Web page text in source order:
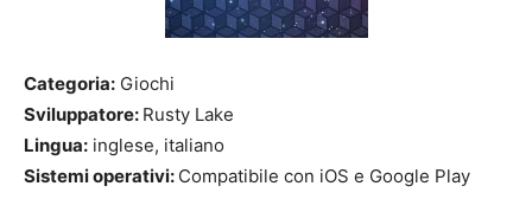
Categoria: Giochi
Sviluppatore: Rusty Lake
Lingua: inglese, italiano
Sistemi operativi: Compatibile con iOS e Google Play